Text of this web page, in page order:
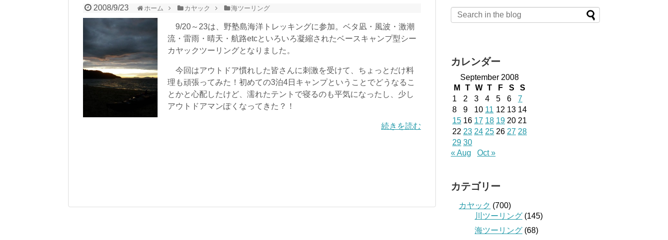
2008/9/23 ホーム カヤック 海ツーリング
9/20～23は、野塾島海洋トレッキングに参加。ベタ凪・風波・激潮
流・雷雨・晴天・航路etcといろいろ凝縮されたベースキャンプ型シー
カヤックツーリングとなりました。
今回はアウトドア慣れした皆さんに刺激を受けて、ちょっとだけ料
理も頑張ってみた！初めての3泊4日キャンプということでどうなるこ
とかと心配したけど、濡れたテントで寝るのも平気になったし、少し
アウトドアマンぽくなってきた？！
続きを読む
カレンダー
September 2008
M
T W T F S
S
1
2 3 4 5 6
7
8
9 10 11 12 13 14
15 16 17 18 19 20 21
22 23 24 25 26 27 28
29 30
« Aug
Oct »
カテゴリー
カヤック (700)
川ツーリング (145)
海ツーリング (68)